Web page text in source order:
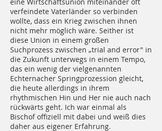
verfeindete Vaterländer so verbinden
wollte, dass ein Krieg zwischen ihnen
nicht mehr möglich wäre. Seither ist
diese Union in einem großen
Suchprozess zwischen „trial and error" in
die Zukunft unterwegs in einem Tempo,
das ein wenig der vielgenannten
Echternacher Springprozession gleicht,
die heute allerdings in ihrem
rhythmischen Hin und Her nie auch nach
rückwärts geht. Ich war einmal als
Bischof offiziell mit dabei und weiß dies
daher aus eigener Erfahrung.